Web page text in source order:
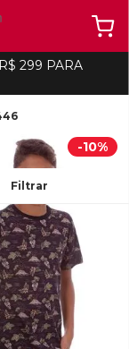
299 PARA
Filtrar
-10%